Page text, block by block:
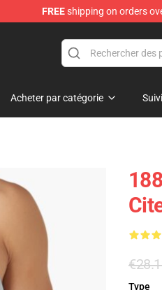
FREEshipping on orders
Acheter par catégorie
Type